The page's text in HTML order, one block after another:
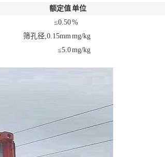
额定值单位
≤0.50%
筛孔径,0.15mmmg/kg
≤5.0mg/kg